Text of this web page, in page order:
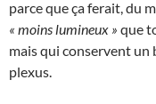
parce que ça ferait, du
« moins lumineux » que
mais qui conservent un
plexus.